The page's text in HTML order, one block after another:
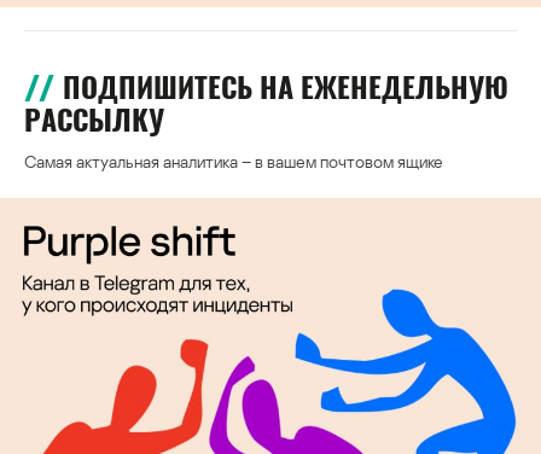
ПОДПИШИТЕСЬ НА ЕЖЕНЕДЕЛЬНУЮ
РАССЫЛКУ
Самая актуальная аналитика – в вашем почтовом ящике